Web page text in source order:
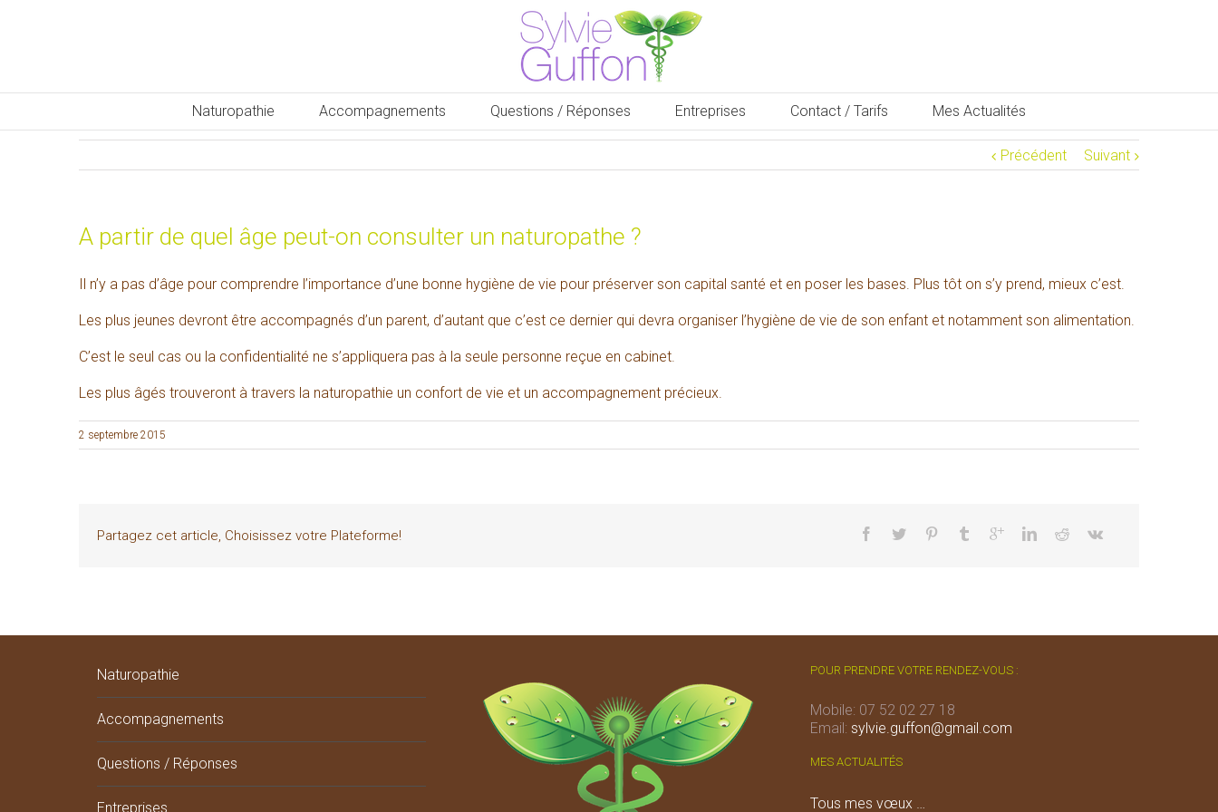
Naturopathie Accompagnements Questions / Réponses Entreprises Contact / Tarifs Mes Actualités
Précédent Suivant
A partir de quel âge peut-on consulter un naturopathe ?
Il n’y a pas d’âge pour comprendre l’importance d’une bonne hygiène de vie pour préserver son capital santé et en poser les bases. Plus tôt on s’y prend, mieux c’est.
Les plus jeunes devront être accompagnés d’un parent, d’autant que c’est ce dernier qui devra organiser l’hygiène de vie de son enfant et notamment son alimentation.
C’est le seul cas ou la confidentialité ne s’appliquera pas à la seule personne reçue en cabinet.
Les plus âgés trouveront à travers la naturopathie un confort de vie et un accompagnement précieux.
2 septembre 2015
Partagez cet article, Choisissez votre Plateforme!
Naturopathie
Accompagnements
Questions / Réponses
Entreprises
POUR PRENDRE VOTRE RENDEZ-VOUS :
Mobile: 07 52 02 27 18
Email: sylvie.guffon@gmail.com
MES ACTUALITÉS
Tous mes vœux …